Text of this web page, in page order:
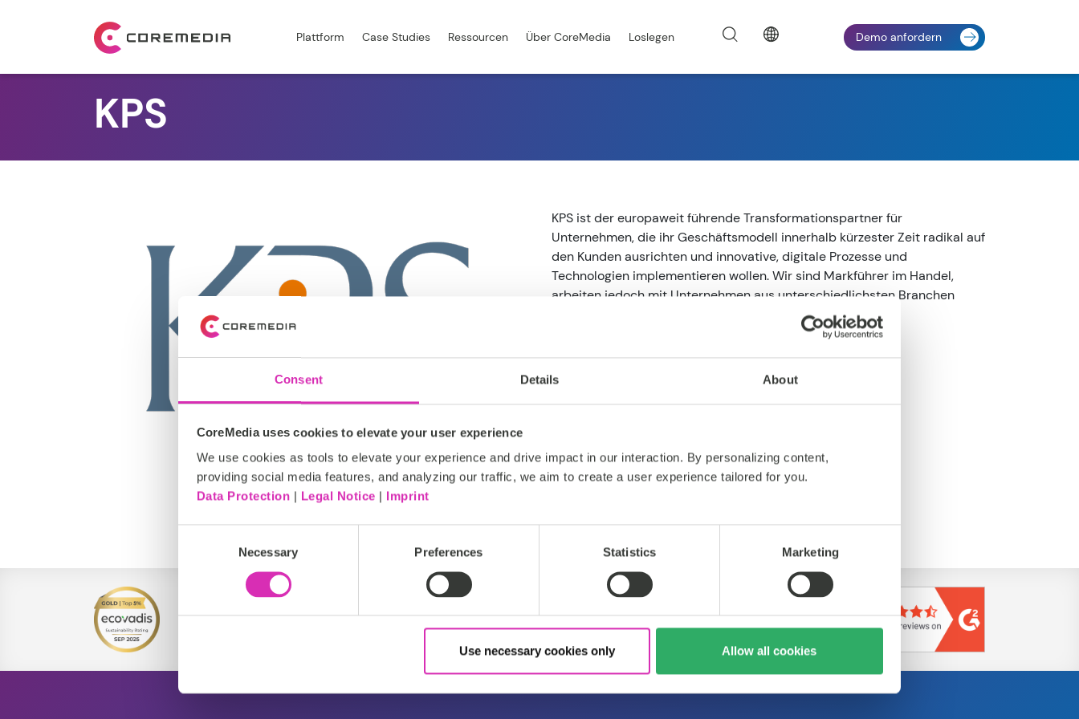
Consent Details About
CoreMedia uses cookies to elevate your user experience
We use cookies as tools to elevate your experience and drive impact in our interaction. By personalizing content,
providing social media features, and analyzing our traffic, we aim to create a user experience tailored for you.
Data Protection | Legal Notice | Imprint
Necessary Preferences Statistics Marketing
Use necessary cookies only Allow all cookies
Plattform Case Studies Ressourcen Über CoreMedia Loslegen Demo anfordern
KPS
KPS ist der europaweit führende Transformationspartner für
Unternehmen, die ihr Geschäftsmodell innerhalb kürzester Zeit radikal auf
den Kunden ausrichten und innovative, digitale Prozesse und
Technologien implementieren wollen. Wir sind Markführer im Handel,
arbeiten jedoch mit Unternehmen aus unterschiedlichsten Branchen
Read more